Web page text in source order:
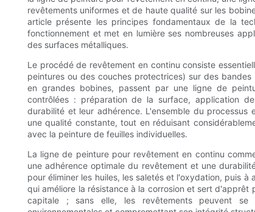
revêtements uniformes et de haute qualité sur les
article présente les principes fondamentaux de la
fonctionnement et met en lumière ses nombreuses
des surfaces métalliques.
Le procédé de revêtement en continu consiste
peintures ou des couches protectrices) sur des
en grandes bobines, passent par une ligne de
contrôlées : préparation de la surface, application
durabilité et leur adhérence. L'ensemble du
une qualité constante, tout en réduisant
avec la peinture de feuilles individuelles.
La ligne de peinture pour revêtement en continu
une adhérence optimale du revêtement et une
pour éliminer les huiles, les saletés et l'oxydation, puis
qui améliore la résistance à la corrosion et sert
capitale ; sans elle, les revêtements peuvent se